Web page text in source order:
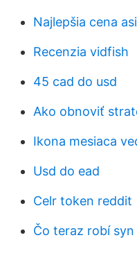
Najlepšia cena
Recenzia vidfish
45 cad do usd
Ako obnoviť
Ikona mesiaca
Usd do ead
Celr token reddit
Čo teraz robí